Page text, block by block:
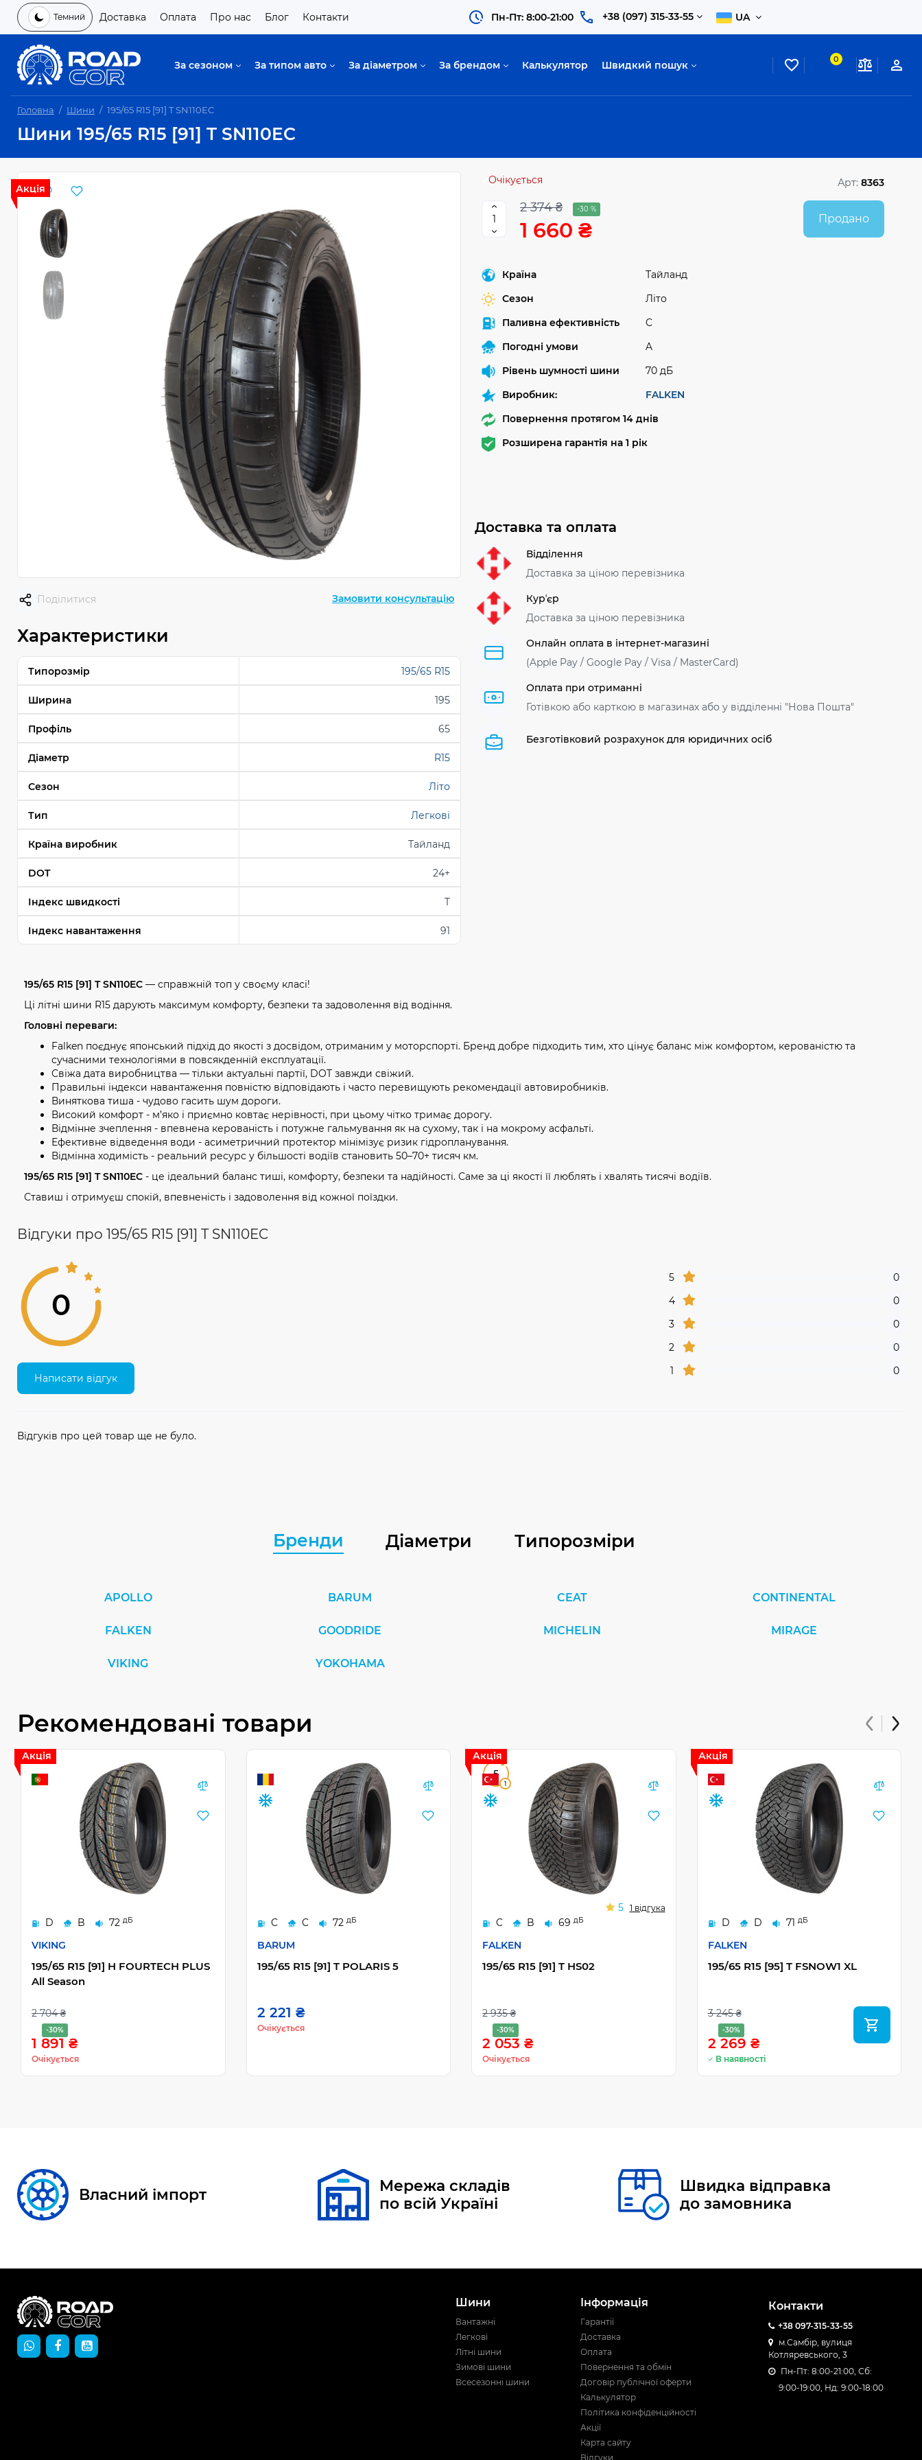
Темний Доставка Оплата Про нас Блог Контакти Пн-Пт: 8:00-21:00 +38 (097) 315-33-55 UA
За сезоном За типом авто За діаметром За брендом Калькулятор Швидкий пошук 0
Головна Шини 195/65 R15 [91] T SN110EC
Шини 195/65 R15 [91] T SN110EC
Акція
Поділитися Замовити консультацію
Характеристики
Типорозмір 195/65 R15
Ширина 195
Профіль 65
Діаметр R15
Сезон Літо
Тип Легкові
Країна виробник Тайланд
DOT 24+
Індекс швидкості T
Індекс навантаження 91
Очікується Арт: 8363
2 374 ₴ -30 %
1 660 ₴ Продано
Країна
Тайланд
Сезон
Літо
Паливна ефективність
C
Погодні умови
A
Рівень шумності шини
70 дБ
Виробник:
FALKEN
Повернення протягом 14 днів
Розширена гарантія на 1 рік
Доставка та оплата
Відділення
Доставка за ціною перевізника
Курʼєр
Доставка за ціною перевізника
Онлайн оплата в інтернет-магазині
(Apple Pay / Google Pay / Visa / MasterСard)
Оплата при отриманні
Готівкою або карткою в магазинах або у відділенні "Нова Пошта"
Безготівковий розрахунок для юридичних осіб
195/65 R15 [91] T SN110EC — справжній топ у своєму класі!
Ці літні шини R15 дарують максимум комфорту, безпеки та задоволення від водіння.
Головні переваги:
Falken поєднує японський підхід до якості з досвідом, отриманим у моторспорті. Бренд добре підходить тим, хто цінує баланс між комфортом, керованістю та
сучасними технологіями в повсякденній експлуатації.
Свіжа дата виробництва — тільки актуальні партії, DOT завжди свіжий.
Правильні індекси навантаження повністю відповідають і часто перевищують рекомендації автовиробників.
Виняткова тиша - чудово гасить шум дороги.
Високий комфорт - м’яко і приємно ковтає нерівності, при цьому чітко тримає дорогу.
Відмінне зчеплення - впевнена керованість і потужне гальмування як на сухому, так і на мокрому асфальті.
Ефективне відведення води - асиметричний протектор мінімізує ризик гідропланування.
Відмінна ходимість - реальний ресурс у більшості водіїв становить 50–70+ тисяч км.
195/65 R15 [91] T SN110EC - це ідеальний баланс тиші, комфорту, безпеки та надійності. Саме за ці якості її люблять і хвалять тисячі водіїв.
Ставиш і отримуєш спокій, впевненість і задоволення від кожної поїздки.
Відгуки про 195/65 R15 [91] T SN110EC
0
Написати відгук
5
0
4
0
3
0
2
0
1
0
Відгуків про цей товар ще не було.
Бренди Діаметри Типорозміри
APOLLO BARUM CEAT CONTINENTAL
FALKEN GOODRIDE MICHELIN MIRAGE
VIKING YOKOHAMA
Рекомендовані товари
Акція
D B 72 дБ
VIKING
195/65 R15 [91] H FOURTECH PLUS
All Season
2 704 ₴
-30%
1 891 ₴
Очікується
C C 72 дБ
BARUM
195/65 R15 [91] T POLARIS 5
2 221 ₴
Очікується
5
1
Акція
C B 69 дБ
FALKEN
5 1 відгука
195/65 R15 [91] T HS02
2 935 ₴
-30%
2 053 ₴
Очікується
Акція
D D 71 дБ
FALKEN
195/65 R15 [95] T FSNOW1 XL
3 245 ₴
-30%
2 269 ₴
В наявності
Власний імпорт
Мережа складів
по всій Україні
Швидка відправка
до замовника
Шини
Вантажні
Легкові
Літні шини
Зимові шини
Всесезонні шини
Інформація
Гарантії
Доставка
Оплата
Повернення та обмін
Договір публічної оферти
Калькулятор
Політика конфіденційності
Акції
Карта сайту
Відгуки
Контакти
+38 097-315-33-55
м.Самбір, вулиця
Котляревського, 3
Пн-Пт: 8:00-21:00, Сб:
9:00-19:00, Нд: 9:00-18:00